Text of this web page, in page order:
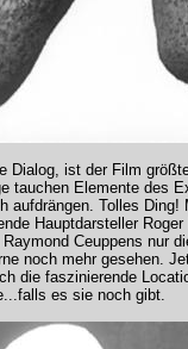
Dialog, ist der Film
tauchen Elemente des
aufdrängen. Tolles
Hauptdarsteller
Raymond Ceuppens nur
noch mehr gesehen.
die faszinierende
es sie noch gibt.